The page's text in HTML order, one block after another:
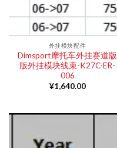
外挂模块配件
Dimsport摩托车外挂赛道版
版外挂模块线束-K27C-ER-
006
¥1,640.00